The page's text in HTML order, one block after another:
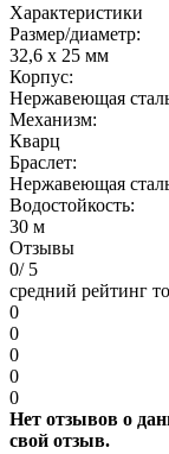
Характеристики
Размер/диаметр:
32,6 x 25 мм
Корпус:
Нержавеющая
Механизм:
Кварц
Браслет:
Нержавеющая
Водостойкость:
30 м
Отзывы
0/ 5
средний рейтинг
0
0
0
0
0
Нет отзывов о
свой отзыв.